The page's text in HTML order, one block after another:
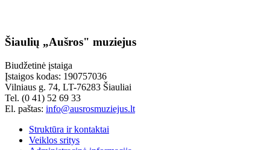
Šiaulių „Aušros" muziejus
Biudžetinė įstaiga
Įstaigos kodas: 190757036
Vilniaus g. 74, LT-76283 Šiauliai
Tel. (0 41) 52 69 33
El. paštas: info@ausrosmuziejus.lt
Struktūra ir kontaktai
Veiklos sritys